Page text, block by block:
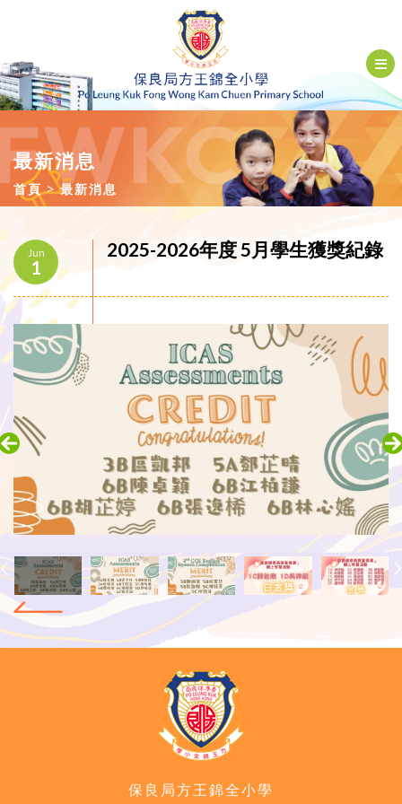
最新消息
首頁 最新消息
Jun
1
2025-2026年度 5月學生獲獎紀錄
保良局方王錦全小學